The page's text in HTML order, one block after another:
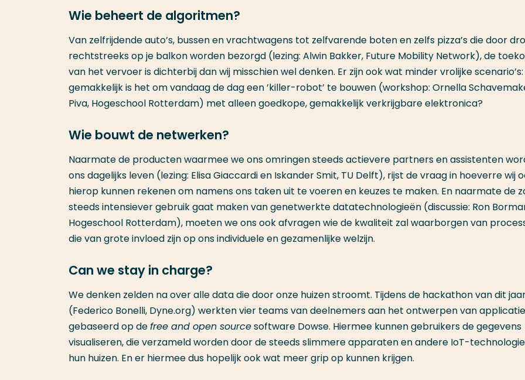
Wie beheert de algoritmen?
Van zelfrijdende auto’s, bussen en vrachtwagens tot zelfvarende boten en zelfs pizza’s die door
rechtstreeks op je balkon worden bezorgd (lezing: Alwin Bakker, Future Mobility Network), de
van het vervoer is dichterbij dan wij misschien wel denken. Er zijn ook wat minder vrolijke
gemakkelijk is het om vandaag de dag een ​​’killer-robot’ te bouwen (workshop: Ornella
Piva, Hogeschool Rotterdam) met alleen goedkope, gemakkelijk verkrijgbare elektronica?
Wie bouwt de netwerken?
Naarmate de producten waarmee we ons omringen steeds actievere partners en assistenten
ons dagelijks leven (lezing: Elisa Giaccardi en Iskander Smit, TU Delft), rijst de vraag in hoeverre wij
hierop kunnen rekenen om namens ons taken uit te voeren en keuzes te maken. En naarmate de
steeds intensiever gebruik gaat maken van genetwerkte datatechnologieën (discussie: Ron
Hogeschool Rotterdam), moeten we ons ook afvragen wie de kwaliteit zal waarborgen van
die van grote invloed zijn op ons individuele en gezamenlijke welzijn.
Can we stay in charge?
We denken zelden na over alle data die door onze huizen stroomt. Tijdens de hackathon van dit
(Federico Bonelli, Dyne.org) werkten vier teams van deelnemers aan het ontwerpen van
gebaseerd op defree and open sourcesoftware Dowse. Hiermee kunnen gebruikers de gegevens
visualiseren, die verzameld worden door de steeds slimmere apparaten en andere IoT-
hun huizen. En er hiermee dus hopelijk ook wat meer grip op kunnen krijgen.